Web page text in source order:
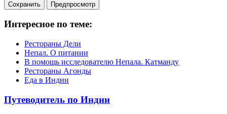
Интересное по теме:
Рестораны Дели
Непал. О питании
В помощь исследователю Непала. Катманду
Рестораны Агонды
Еда в Индии
Путеводитель по Индии